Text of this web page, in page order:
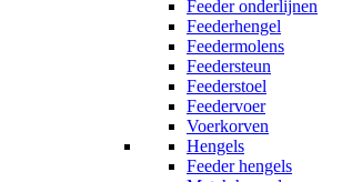
Feeder onderlijnen
Feederhengel
Feedermolens
Feedersteun
Feederstoel
Feedervoer
Voerkorven
Hengels
Feeder hengels